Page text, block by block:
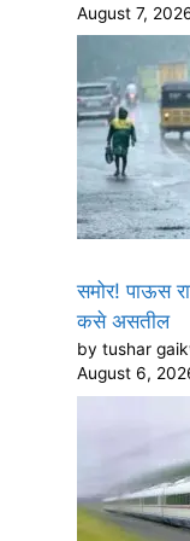
August 7,
समोर! पाऊस
कसे असतील
by tushar
August 6,